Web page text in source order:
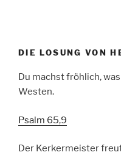
DIE LOSUNG VON
Du machst fröhlich,
Westen.
Psalm 65,9
Der Kerkermeister